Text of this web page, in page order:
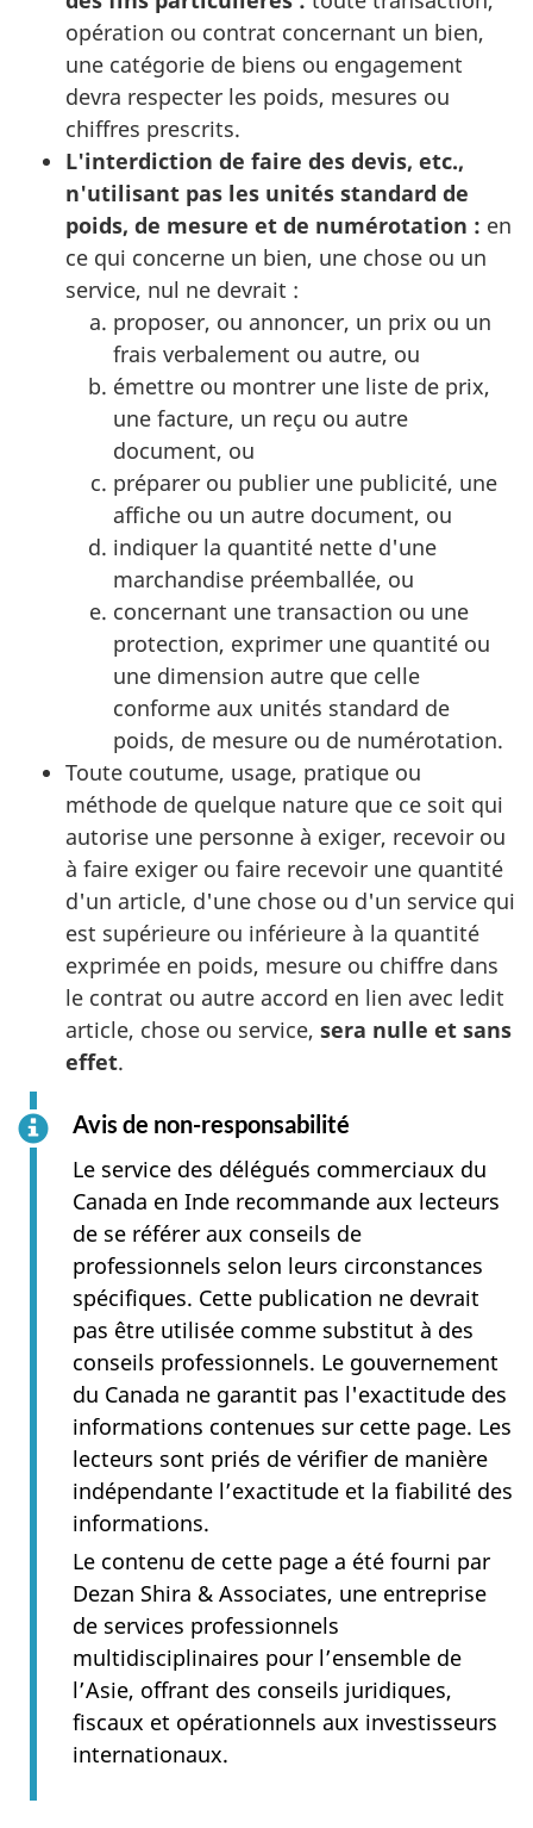
opération ou contrat concernant un bien,
une catégorie de biens ou engagement
devra respecter les poids, mesures ou
chiffres prescrits.
L'interdiction de faire des devis, etc.,
n'utilisant pas les unités standard de
poids, de mesure et de numérotation : en
ce qui concerne un bien, une chose ou un
service, nul ne devrait :
proposer, ou annoncer, un prix ou un
frais verbalement ou autre, ou
émettre ou montrer une liste de prix,
une facture, un reçu ou autre
document, ou
préparer ou publier une publicité, une
affiche ou un autre document, ou
indiquer la quantité nette d'une
marchandise préemballée, ou
concernant une transaction ou une
protection, exprimer une quantité ou
une dimension autre que celle
conforme aux unités standard de
poids, de mesure ou de numérotation.
Toute coutume, usage, pratique ou
méthode de quelque nature que ce soit qui
autorise une personne à exiger, recevoir ou
à faire exiger ou faire recevoir une quantité
d'un article, d'une chose ou d'un service qui
est supérieure ou inférieure à la quantité
exprimée en poids, mesure ou chiffre dans
le contrat ou autre accord en lien avec ledit
article, chose ou service, sera nulle et sans
effet.
Avis de non-responsabilité
Le service des délégués commerciaux du
Canada en Inde recommande aux lecteurs
de se référer aux conseils de
professionnels selon leurs circonstances
spécifiques. Cette publication ne devrait
pas être utilisée comme substitut à des
conseils professionnels. Le gouvernement
du Canada ne garantit pas l'exactitude des
informations contenues sur cette page. Les
lecteurs sont priés de vérifier de manière
indépendante l’exactitude et la fiabilité des
informations.
Le contenu de cette page a été fourni par
Dezan Shira & Associates, une entreprise
de services professionnels
multidisciplinaires pour l’ensemble de
l’Asie, offrant des conseils juridiques,
fiscaux et opérationnels aux investisseurs
internationaux.